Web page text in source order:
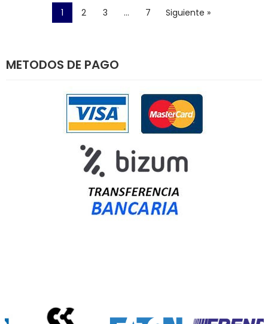
1 2 3 … 7 Siguiente »
METODOS DE PAGO